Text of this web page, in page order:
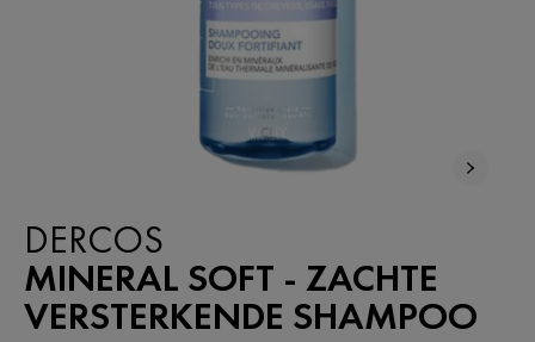
DERCOS
MINERAL SOFT - ZACHTE
VERSTERKENDE SHAMPOO